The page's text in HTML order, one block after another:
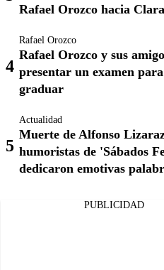
Rafael Orozco hacia
Rafael Orozco
Rafael Orozco y sus
presentar un examen
graduar
Actualidad
Muerte de Alfonso
humoristas de 'Sábados
dedicaron emotivas
PUBLICIDAD